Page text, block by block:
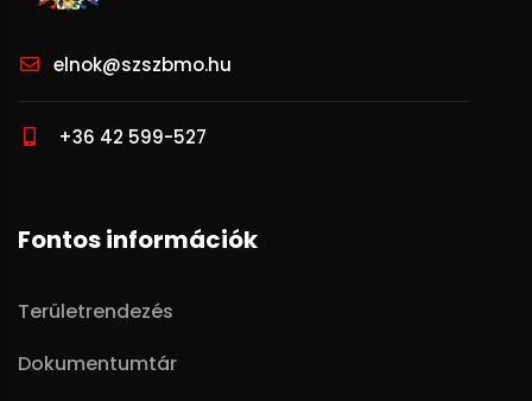
elnok@szszbmo.hu
+36 42 599-527
Fontos információk
Területrendezés
Dokumentumtár